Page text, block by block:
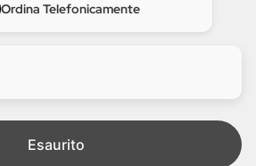
Ordina Telefonicamente
Esaurito